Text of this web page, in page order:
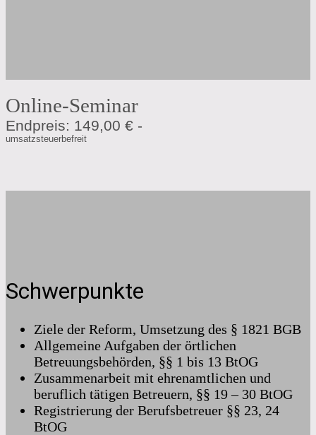
Online-Seminar
Endpreis: 149,00 € -
umsatzsteuerbefreit
Schwerpunkte
Ziele der Reform, Umsetzung des § 1821 BGB
Allgemeine Aufgaben der örtlichen
Betreuungsbehörden, §§ 1 bis 13 BtOG
Zusammenarbeit mit ehrenamtlichen und
beruflich tätigen Betreuern, §§ 19 – 30 BtOG
Registrierung der Berufsbetreuer §§ 23, 24
BtOG